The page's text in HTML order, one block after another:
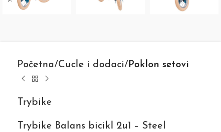
Početna Cucle i dodaci Poklon setovi
Trybike
Trybike Balans bicikl 2u1 – Steel